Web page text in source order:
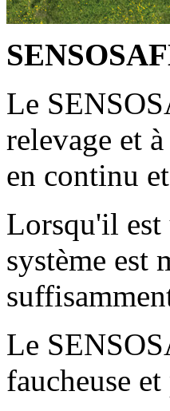
Le
relevage et
en continu
Lorsqu'il est
système est
Le
faucheuse